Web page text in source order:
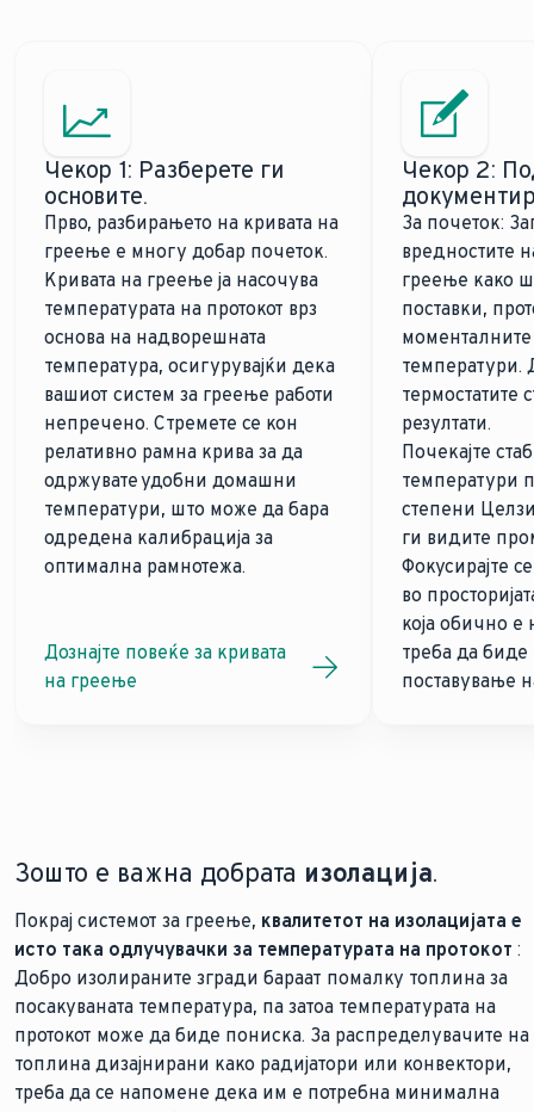
Чекор 1: Разберете ги
основите.
Прво, разбирањето на кривата на
греење е многу добар почеток.
Кривата на греење ја насочува
температурата на протокот врз
основа на надворешната
температура, осигурувајќи дека
вашиот систем за греење работи
непречено. Стремете се кон
релативно рамна крива за да
одржувате удобни домашни
температури, што може да бара
одредена калибрација за
оптимална рамнотежа.
Дознајте повеќе за кривата
на греење
Чекор 2:
За почеток:
вредностите
греење како
поставки,
температури.
термостатите
резултати.
Почекајте
температури
степени
ги видите
Фокусирајте
во
која обично е
треба да биде
поставување
Зошто е важна добрата изолација.
Покрај системот за греење, квалитетот на изолацијата е
исто така одлучувачки за температурата на протокот :
Добро изолираните згради бараат помалку топлина за
посакуваната температура, па затоа температурата на
протокот може да биде пониска. За распределувачите на
топлина дизајнирани како радијатори или конвектори,
треба да се напомене дека им е потребна минимална